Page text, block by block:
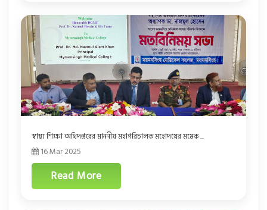
স্বাস্থ্য শিক্ষা অধিদপ্তরের মাননীয় মহাপরিচালক মহোদয়ের মমেক ...
16 Mar 2025
Read More